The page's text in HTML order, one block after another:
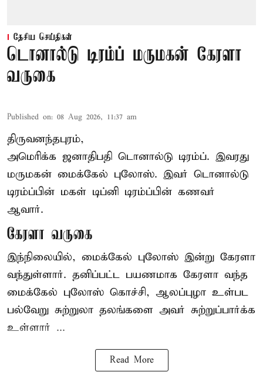
தேசிய செய்திகள்
டொனால்டு டிரம்ப் மருமகன் கேரளா
வருகை
Published on: 08 Aug 2026, 11:37 am
திருவனந்தபுரம்,
அமெரிக்க ஜனாதிபதி டொனால்டு டிரம்ப். இவரது
மருமகன் மைக்கேல் புலோஸ். இவர் டொனால்டு
டிரம்ப்பின் மகள் டிப்னி டிரம்ப்பின் கணவர்
ஆவார்.
கேரளா வருகை
இந்நிலையில், மைக்கேல் புலோஸ் இன்று கேரளா
வந்துள்ளார். தனிப்பட்ட பயணமாக கேரளா வந்த
மைக்கேல் புலோஸ் கொச்சி, ஆலப்புழா உள்பட
பல்வேறு சுற்றுலா தலங்களை அவர் சுற்றுப்பார்க்க
உள்ளார் ...
Read More